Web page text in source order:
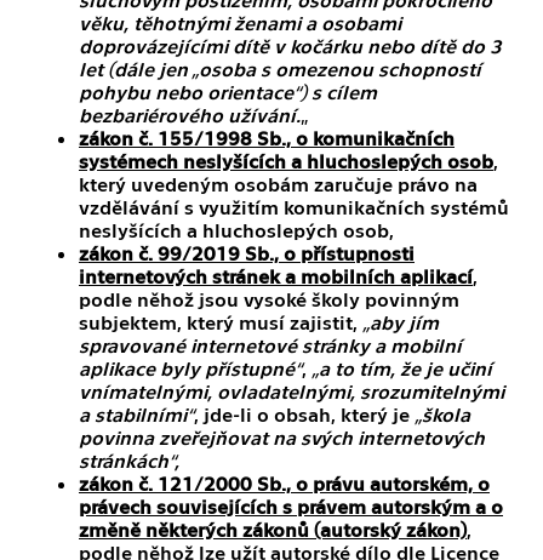
věku, těhotnými ženami a osobami
doprovázejícími dítě v kočárku nebo dítě do 3
let (dále jen „osoba s omezenou schopností
pohybu nebo orientace“) s cílem
bezbariérového užívání.„
zákon č. 155/1998 Sb., o komunikačních
systémech neslyšících a hluchoslepých osob,
který uvedeným osobám zaručuje právo na
vzdělávání s využitím komunikačních systémů
neslyšících a hluchoslepých osob,
zákon č. 99/2019 Sb., o přístupnosti
internetových stránek a mobilních aplikací,
podle něhož jsou vysoké školy povinným
subjektem, který musí zajistit, „aby jím
spravované internetové stránky a mobilní
aplikace byly přístupné“, „a to tím, že je učiní
vnímatelnými, ovladatelnými, srozumitelnými
a stabilními“, jde-li o obsah, který je „škola
povinna zveřejňovat na svých internetových
stránkách“,
zákon č. 121/2000 Sb., o právu autorském, o
právech souvisejících s právem autorským a o
změně některých zákonů (autorský zákon),
podle něhož lze užít autorské dílo dle Licence